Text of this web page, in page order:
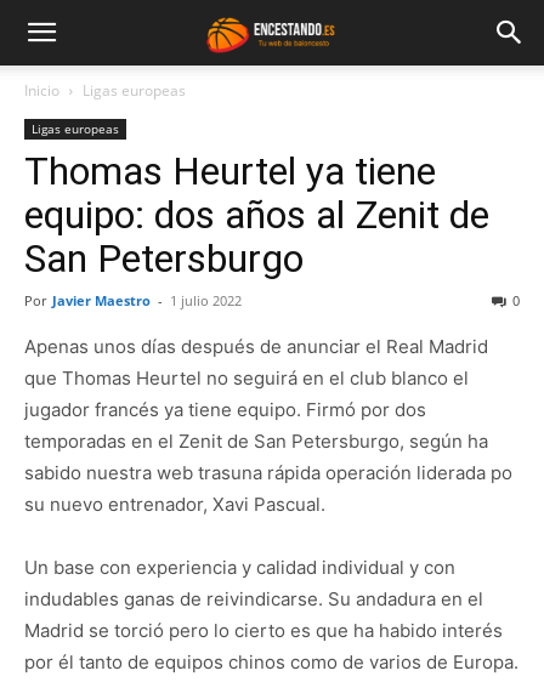
Inicio Ligas europeas
Ligas europeas
Thomas Heurtel ya tiene
equipo: dos años al Zenit de
San Petersburgo
Por Javier Maestro - 1 julio 2022 0
Apenas unos días después de anunciar el Real Madrid
que Thomas Heurtel no seguirá en el club blanco el
jugador francés ya tiene equipo. Firmó por dos
temporadas en el Zenit de San Petersburgo, según ha
sabido nuestra web trasuna rápida operación liderada po
su nuevo entrenador, Xavi Pascual.
Un base con experiencia y calidad individual y con
indudables ganas de reivindicarse. Su andadura en el
Madrid se torció pero lo cierto es que ha habido interés
por él tanto de equipos chinos como de varios de Europa.